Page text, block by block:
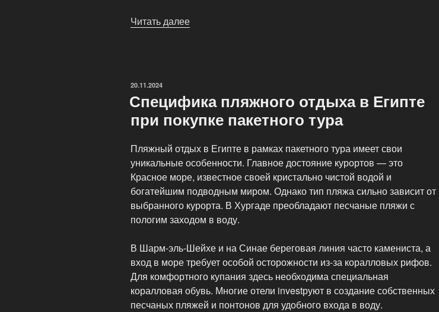
Читать далее
ОПУБЛИКОВАНО
20.11.2024
Специфика пляжного отдыха в Египте
при покупке пакетного тура
Пляжный отдых в Египте в рамках пакетного тура имеет свои
уникальные особенности. Главное достояние курортов — это
Красное море, известное своей кристально чистой водой и
богатейшим подводным миром. Однако тип пляжа сильно зависит от
выбранного курорта. В Хургаде преобладают песчаные пляжи с
пологим заходом в воду.
В Шарм-эль-Шейхе и на Синае береговая линия часто камениста, а
вход в море требует особой осторожности из-за коралловых рифов.
Для комфортного купания здесь необходима специальная
коралловая обувь. Многие отели investруют в создание собственных
песчаных пляжей и понтонов для удобного входа в воду.